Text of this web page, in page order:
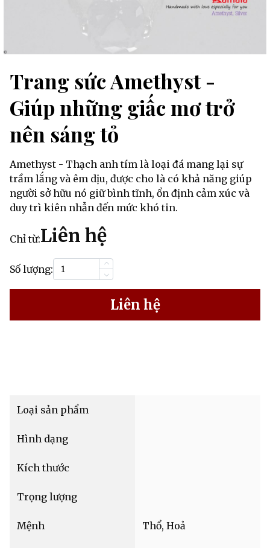
Trang sức Amethyst -
Giúp những giấc mơ trở
nên sáng tỏ
Amethyst - Thạch anh tím là loại đá mang lại sự
trầm lắng và êm dịu, được cho là có khả năng giúp
người sở hữu nó giữ bình tĩnh, ổn định cảm xúc và
duy trì kiên nhẫn đến mức khó tin.
Chỉ từ:Liên hệ
Số lượng:
Liên hệ
Loại sản phẩm
Hình dạng
Kích thước
Trọng lượng
Mệnh Thổ, Hoả